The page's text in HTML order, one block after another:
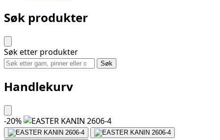
Søk produkter
Søk etter produkter
Søk
Handlekurv
-20%